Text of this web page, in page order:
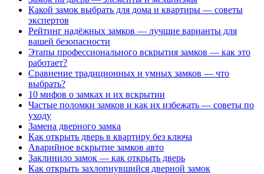
Какой замок выбрать для дома и квартиры — советы
экспертов
Рейтинг надёжных замков — лучшие варианты для
вашей безопасности
Этапы профессионального вскрытия замков — как это
работает?
Сравнение традиционных и умных замков — что
выбрать?
10 мифов о замках и их вскрытии
Частые поломки замков и как их избежать — советы по
уходу
Замена дверного замка
Как открыть дверь в квартиру без ключа
Аварийное вскрытие замков авто
Заклинило замок — как открыть дверь
Как открыть захлопнувшийся дверной замок